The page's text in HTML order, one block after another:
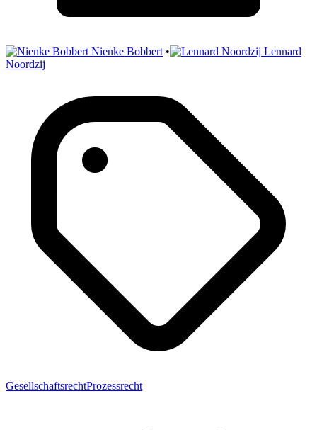
Nienke Bobbert •
Lennard
Noordzij
GesellschaftsrechtProzessrecht